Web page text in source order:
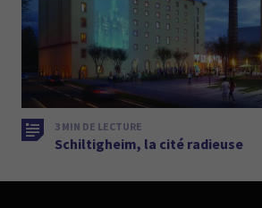
3 MIN DE LECTURE
Schiltigheim, la cité radieuse